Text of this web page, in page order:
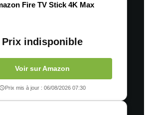
Fire TV Stick 4K Max
Prix indisponible
Voir sur Amazon
Prix mis à jour : 06/08/2026 07:30